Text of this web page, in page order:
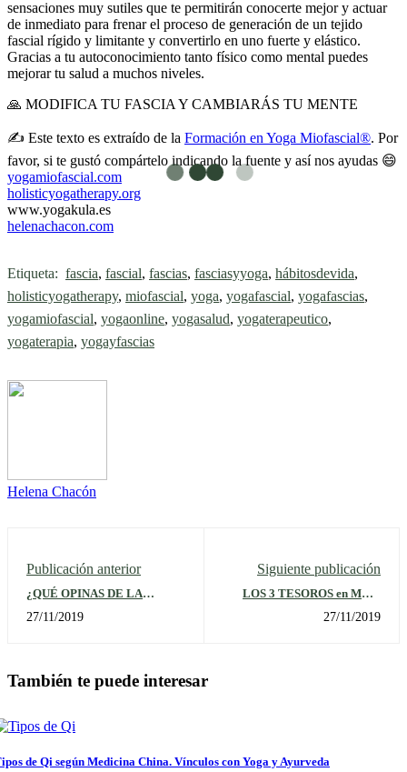
sensaciones muy sutiles que te permitirán conocerte mejor y actuar
de inmediato para frenar el proceso de generación de un tejido
fascial rígido y limitante y convertirlo en uno fuerte y elástico.
Gracias a tu autoconocimiento tanto físico como mental puedes
mejorar tu salud a muchos niveles.
🙏 MODIFICA TU FASCIA Y CAMBIARÁS TU MENTE
✍️ Este texto es extraído de la Formación en Yoga Miofascial®. Por
favor, si te gustó compártelo indicando la fuente y así nos ayudas 😄
yogamiofascial.com
holisticyogatherapy.org
www.yogakula.es
helenachacon.com
Etiqueta: fascia, fascial, fascias, fasciasyyoga, hábitosdevida,
holisticyogatherapy, miofascial, yoga, yogafascial, yogafascias,
yogamiofascial, yogaonline, yogasalud, yogaterapeutico,
yogaterapia, yogayfascias
Helena Chacón
Publicación anterior
¿QUÉ OPINAS DE LA
27/11/2019
Siguiente publicación
LOS 3 TESOROS en MTC.
27/11/2019
También te puede interesar
de Qi según Medicina China. Vínculos con Yoga y Ayurveda